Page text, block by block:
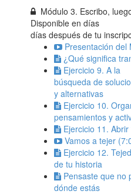
Módulo 3. Escribo,
Disponible endías
días después de tu
Presentación del
¿Qué significa
Ejercicio 9. A la
búsqueda de
y alternativas
Ejercicio 10.
pensamientos y
Ejercicio 11.
Vamos a tejer
Ejercicio 12.
de tu historia
Pensaste que no
dónde estás